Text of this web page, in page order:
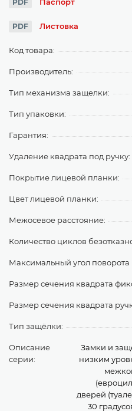
PDF
PDF Листовка
Код товара:
Производитель:
Тип механизма защелки:
Тип упаковки:
Гарантия:
Удаление квадрата под ручку:
Покрытие лицевой планки:
Цвет лицевой планки:
Межосевое расстояние:
Количество циклов
Максимальный угол поворота
Размер сечения квадрата
Размер сечения квадрата
Тип защёлки:
Описание
серии:
Замки и
низким
дверей
30